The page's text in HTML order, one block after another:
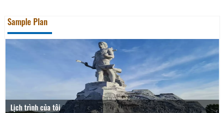
Sample Plan
Lịch trình của tôi